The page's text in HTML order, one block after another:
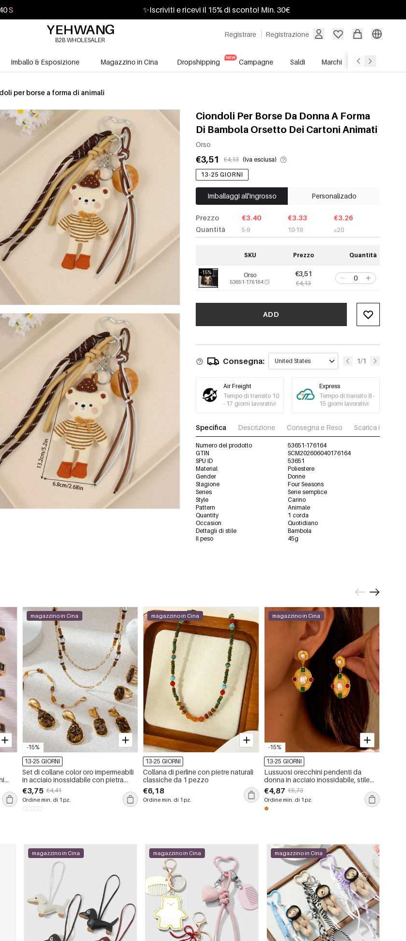
S ✨Iscriviti e ricevi il 15% di sconto! Min. 30€
Registrare Registrazione
B2B WHOLESALER
Imballo & Esposizione Magazzino in Cina Dropshipping Campagne Saldi Marchi Servizio
per borse a forma di animali
Ciondoli Per Borse Da Donna A Forma
Di Bambola Orsetto Dei Cartoni Animati
Orso
€3,51 €4,13 (Iva esclusa)
13-25 GIORNI
Imballaggi all'ingrosso Personalizado
Prezzo
Quantità
€3.40
5-9
€3.33
10-19
€3.26
≥20
SKU Prezzo Quantità
-15% Orso
53651-176164
€3,51
€4,13
ADD
Consegna: United States 1/1
Air Freight
Tempo di transito 10
- 17 giorni lavorativi
Express
Tempo di transito 8 -
15 giorni lavorativi
Specifica Descrizione Consegna e Reso Scarica immagini
Numero del prodotto
53651-176164
GTIN
SCM202606040176164
SPU ID
53651
Material
Poliestere
Gender
Donne
Stagione
Four Seasons
Series
Serie semplice
Style
Carino
Pattern
Animale
Quantity
1 corda
Occasion
Quotidiano
Dettagli di stile
Bambola
Il peso
45g
e
-15%
magazzino in Cina
13-25 GIORNI
Set di collane color oro impermeabili
in acciaio inossidabile con pietra
naturale
€3,75 €4,41
Ordine min. di 1 pz.
magazzino in Cina
13-25 GIORNI
Collana di perline con pietre naturali
classiche da 1 pezzo
€6,18
Ordine min. di 1 pz.
-15%
magazzino in Cina
13-25 GIORNI
Lussuosi orecchini pendenti da
donna in acciaio inossidabile, stile
geometrico retrò, impermeabili
€4,87 €5,73
Ordine min. di 1 pz.
magazzino in Cina magazzino in Cina magazzino in Cina